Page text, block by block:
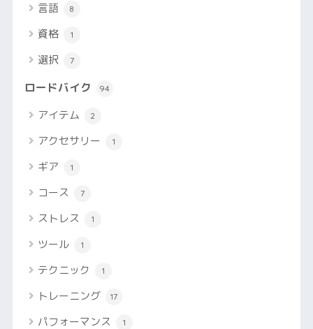
言語 8
資格 1
選択 7
ロードバイク 94
アイテム 2
アクセサリー 1
ギア 1
コース 7
ストレス 1
ツール 1
テクニック 1
トレーニング 17
パフォーマンス 1